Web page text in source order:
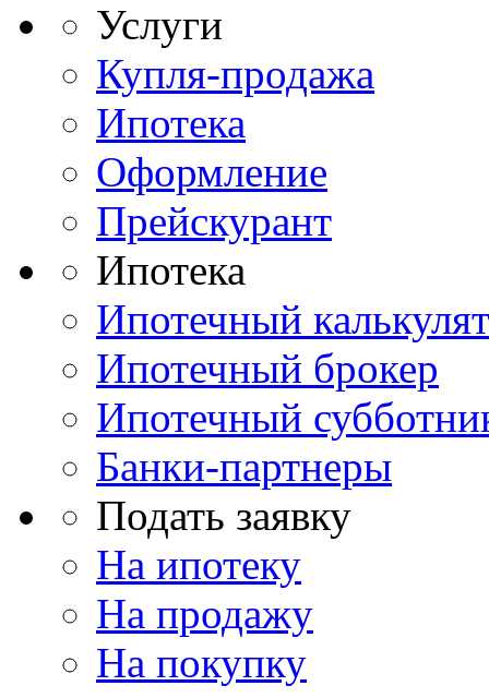
Услуги
Купля-продажа
Ипотека
Оформление
Прейскурант
Ипотека
Ипотечный
Ипотечный брокер
Ипотечный
Банки-партнеры
Подать заявку
На ипотеку
На продажу
На покупку